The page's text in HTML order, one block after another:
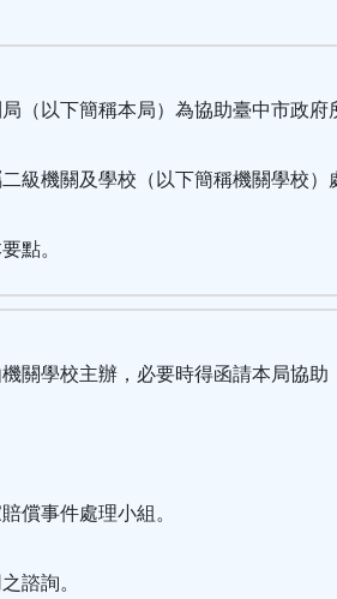
（以下簡稱本局）為協助臺中市政府
級機關及學校（以下簡稱機關學校）
點。
關學校主辦，必要時得函請本局協助
償事件處理小組。
諮詢。